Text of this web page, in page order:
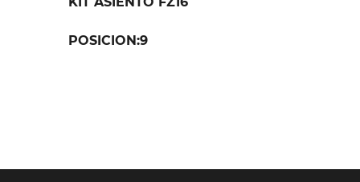
POSICION:9